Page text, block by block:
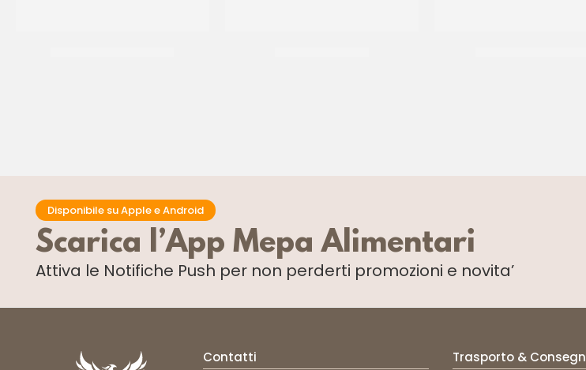
Disponibile su Apple e Android
Scarica l’App Mepa Alimentari
Attiva le Notifiche Push per non perderti promozioni e novita’
Contatti Trasporto &